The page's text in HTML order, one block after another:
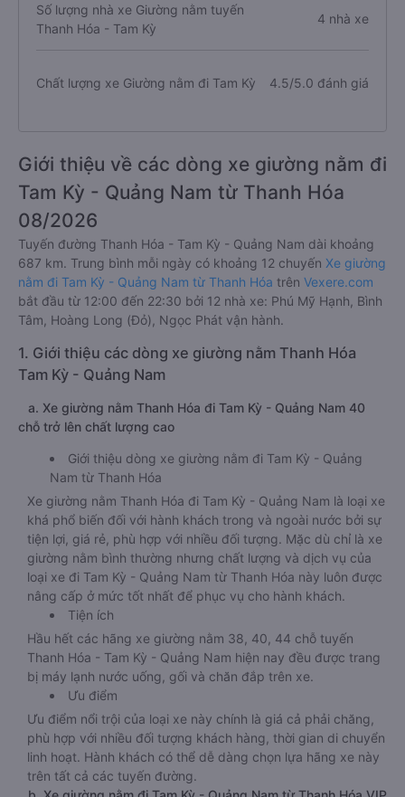
Số lượng nhà xe Giường nằm tuyến
Thanh Hóa - Tam Kỳ
4 nhà xe
Chất lượng xe Giường nằm đi Tam Kỳ 4.5/5.0 đánh giá
Giới thiệu về các dòng xe giường nằm đi
Tam Kỳ - Quảng Nam từ Thanh Hóa
08/2026
Tuyến đường Thanh Hóa - Tam Kỳ - Quảng Nam dài khoảng
687 km. Trung bình mỗi ngày có khoảng 12 chuyến Xe giường
nằm đi Tam Kỳ - Quảng Nam từ Thanh Hóa trên Vexere.com
bắt đầu từ 12:00 đến 22:30 bởi 12 nhà xe: Phú Mỹ Hạnh, Bình
Tâm, Hoàng Long (Đỏ), Ngọc Phát vận hành.
1. Giới thiệu các dòng xe giường nằm Thanh Hóa
Tam Kỳ - Quảng Nam
a. Xe giường nằm Thanh Hóa đi Tam Kỳ - Quảng Nam 40
chỗ trở lên chất lượng cao
Giới thiệu dòng xe giường nằm đi Tam Kỳ - Quảng
Nam từ Thanh Hóa
Xe giường nằm Thanh Hóa đi Tam Kỳ - Quảng Nam là loại xe
khá phổ biến đối với hành khách trong và ngoài nước bởi sự
tiện lợi, giá rẻ, phù hợp với nhiều đối tượng. Mặc dù chỉ là xe
giường nằm bình thường nhưng chất lượng và dịch vụ của
loại xe đi Tam Kỳ - Quảng Nam từ Thanh Hóa này luôn được
nâng cấp ở mức tốt nhất để phục vụ cho hành khách.
Tiện ích
Hầu hết các hãng xe giường nằm 38, 40, 44 chỗ tuyến
Thanh Hóa - Tam Kỳ - Quảng Nam hiện nay đều được trang
bị máy lạnh nước uống, gối và chăn đắp trên xe.
Ưu điểm
Ưu điểm nổi trội của loại xe này chính là giá cả phải chăng,
phù hợp với nhiều đối tượng khách hàng, thời gian di chuyển
linh hoạt. Hành khách có thể dễ dàng chọn lựa hãng xe này
trên tất cả các tuyến đường.